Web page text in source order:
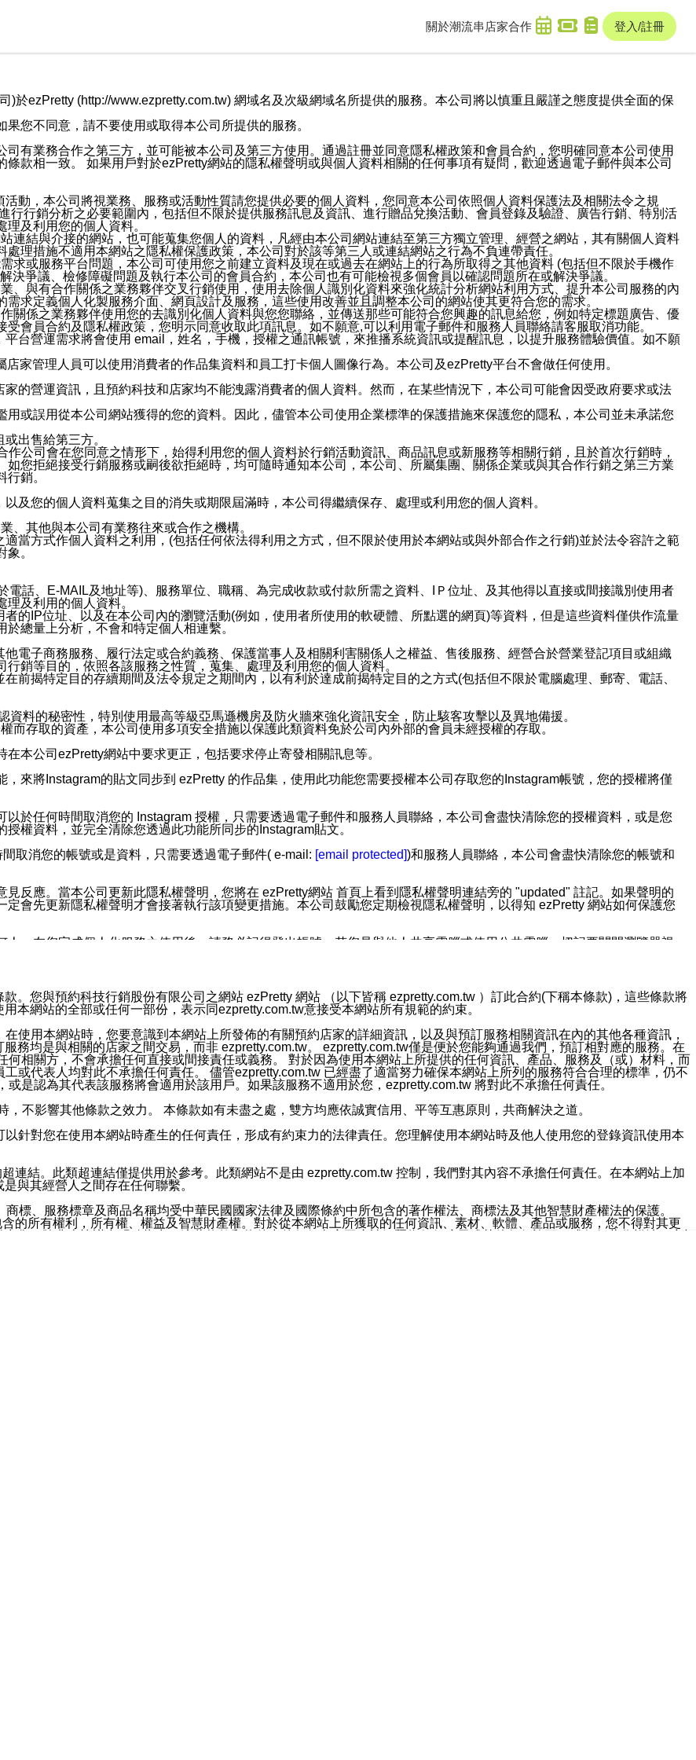
關於潮流串 店家合作 登入/註冊
於ezPretty (http://www.ezpretty.com.tw) 網域名及次級網域名所提供的服務。本公司將以慎重且嚴謹之態度提供全面的保
您不同意，請不要使用或取得本公司所提供的服務。
有業務合作之第三方，並可能被本公司及第三方使用。通過註冊並同意隱私權政策和會員合約，您明確同意本公司使用
款相一致。 如果用戶對於ezPretty網站的隱私權聲明或與個人資料相關的任何事項有疑問，歡迎透過電子郵件與本公司
動，本公司將視業務、服務或活動性質請您提供必要的個人資料，您同意本公司依照個人資料保護法及相關法令之規
行行銷分析之必要範圍內，包括但不限於提供服務訊息及資訊、進行贈品兌換活動、會員登錄及驗證、廣告行銷、特別活
及利用您的個人資料。
連結與介接的網站，也可能蒐集您個人的資料，凡經由本公司網站連結至第三方獨立管理、經營之網站，其有關個人資料
理措施不適用本網站之隱私權保護政策，本公司對於該等第三人或連結網站之行為不負連帶責任。
求或服務平台問題，本公司可使用您之前建立資料及現在或過去在網站上的行為所取得之其他資料 (包括但不限於手機作
爭議、檢修障礙問題及執行本公司的會員合約，本公司也有可能檢視多個會員以確認問題所在或解決爭議。
、與有合作關係之業務夥伴交叉行銷使用，使用去除個人識別化資料來強化統計分析網站利用方式、提升本公司服務的內
求定義個人化製服務介面、網頁設計及服務，這些使用改善並且調整本公司的網站使其更符合您的需求。
關係之業務夥伴使用您的去識別化個人資料與您您聯絡，並傳送那些可能符合您興趣的訊息給您，例如特定標題廣告、優
會員合約及隱私權政策，您明示同意收取此項訊息。如不願意,可以利用電子郵件和服務人員聯絡請客服取消功能。
台營運需求將會使用 email，姓名，手機，授權之通訊帳號，來推播系統資訊或提醒訊息，以提升服務體驗價值。如不願
家管理人員可以使用消費者的作品集資料和員工打卡個人圖像行為。本公司及ezPretty平台不會做任何使用。
的營運資訊，且預約科技和店家均不能洩露消費者的個人資料。然而，在某些情況下，本公司可能會因受政府要求或法
或誤用從本公司網站獲得的您的資料。因此，儘管本公司使用企業標準的保護措施來保護您的隱私，本公司並未承諾您
出售給第三方。
公司會在您同意之情形下，始得利用您的個人資料於行銷活動資訊、商品訊息或新服務等相關行銷，且於首次行銷時，
您拒絕接受行銷服務或嗣後欲拒絕時，均可隨時通知本公司，本公司、所屬集團、關係企業或與其合作行銷之第三方業
銷。
及您的個人資料蒐集之目的消失或期限屆滿時，本公司得繼續保存、處理或利用您的個人資料。
、其他與本公司有業務往來或合作之機構。
當方式作個人資料之利用，(包括任何依法得利用之方式，但不限於使用於本網站或與外部合作之行銷)並於法令容許之範
。
話、E-MAIL及地址等)、服務單位、職稱、為完成收款或付款所需之資料、IＰ位址、及其他得以直接或間接識別使用者
及利用的個人資料。
的IP位址、以及在本公司內的瀏覽活動(例如，使用者所使用的軟硬體、所點選的網頁)等資料，但是這些資料僅供作流量
總量上分析，不會和特定個人相連繫。
電子商務服務、履行法定或合約義務、保護當事人及相關利害關係人之權益、售後服務、經營合於營業登記項目或組織
銷等目的，依照各該服務之性質，蒐集、處理及利用您的個人資料。
前揭特定目的存續期間及法令規定之期間內，以有利於達成前揭特定目的之方式(包括但不限於電腦處理、郵寄、電話、
料的秘密性，特別使用最高等級亞馬遜機房及防火牆來強化資訊安全，防止駭客攻擊以及異地備援。
而存取的資產，本公司使用多項安全措施以保護此類資料免於公司內外部的會員未經授權的存取。
本公司ezPretty網站中要求更正，包括要求停止寄發相關訊息等。
來將Instagram的貼文同步到 ezPretty 的作品集，使用此功能您需要授權本公司存取您的Instagram帳號，您的授權將僅
於任何時間取消您的 Instagram 授權，只需要透過電子郵件和服務人員聯絡，本公司會盡快清除您的授權資料，或是您
權資料，並完全清除您透過此功能所同步的Instagram貼文。
取消您的帳號或是資料，只需要透過電子郵件( e-mail: [email protected])和服務人員聯絡，本公司會盡快清除您的帳號和
反應。當本公司更新此隱私權聲明，您將在 ezPretty網站 首頁上看到隱私權聲明連結旁的 "updated" 註記。如果聲明的
會先更新隱私權聲明才會接著執行該項變更措施。本公司鼓勵您定期檢視隱私權聲明，以得知 ezPretty 網站如何保護您
。在您完成個人化服務之使用後，請務必記得登出帳號。若您是與他人共享電腦或使用公共電腦，切記要關閉瀏覽器視
或宣傳本網站各項服務之資料或電子郵件供您參考。您能依照該資料或電子郵件所指示之方法、說明或功能連結，隨時
公司/本服務好友，您仍可接收到通知型訊息。
以廣告或其他目的的訊息皆不會被傳送。滿足以下三個條件者，將可收到通知型訊息。
對相符。
號或認證官方帳號的通知型訊息。
。您與預約科技行銷股份有限公司之網站 ezPretty 網站 （以下皆稱 ezpretty.com.tw ）訂此合約(下稱本條款)，這些條款將
本網站的全部或任何一部份，表示同ezpretty.com.tw意接受本網站所有規範的約束。
使用本網站時，您要意識到本網站上所發佈的有關預約店家的詳細資訊，以及與預訂服務相關資訊在內的其他各種資訊，
務均是與相關的店家之間交易，而非 ezpretty.com.tw。 ezpretty.com.tw僅是便於您能夠通過我們，預訂相對應的服務。在
相關方，不會承擔任何直接或間接責任或義務。 對於因為使用本網站上所提供的任何資訊、產品、服務及（或）材料，而
或代表人均對此不承擔任何責任。 儘管ezpretty.com.tw 已經盡了適當努力確保本網站上所列的服務符合合理的標準，仍不
是認為其代表該服務將會適用於該用戶。如果該服務不適用於您，ezpretty.com.tw 將對此不承擔任何責任。
不影響其他條款之效力。 本條款如有未盡之處，雙方均應依誠實信用、平等互惠原則，共商解決之道。
針對您在使用本網站時產生的任何責任，形成有約束力的法律責任。您理解使用本網站時及他人使用您的登錄資訊使用本
連結。此類超連結僅提供用於參考。此類網站不是由 ezpretty.com.tw 控制，我們對其內容不承擔任何責任。在本網站上加
與其經營人之間存在任何聯繫。
標、服務標章及商品名稱均受中華民國國家法律及國際條約中所包含的著作權法、商標法及其他智慧財產權法的保護。
的所有權利，所有權、權益及智慧財產權。對於從本網站上所獲取的任何資訊、素材、軟體、產品或服務，您不得對其更